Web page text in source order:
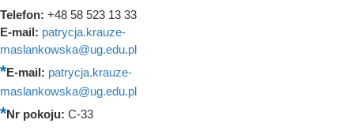
Telefon: +48 58 523 13 33
E-mail: patrycja.krauze-
maslankowska@ug.edu.pl
E-mail: patrycja.krauze-
maslankowska@ug.edu.pl
Nr pokoju: C-33